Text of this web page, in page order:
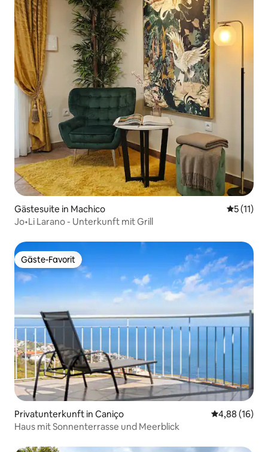
Gästesuite in Machico
5 (11)
Jo•Li Larano - Unterkunft mit Grill
Gäste-Favorit
Gäste-Favorit
Privatunterkunft in Caniço
4,88 (16)
Haus mit Sonnenterrasse und Meerblick